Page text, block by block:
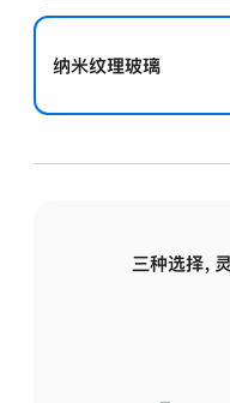
纳米纹理玻璃
三种选择，